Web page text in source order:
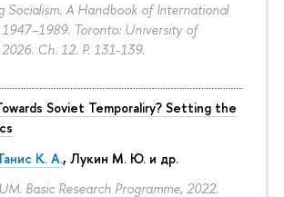
Socialism. A Handbook of International
Toronto: University of
Ch. 12. P. 131-139.
Soviet Temporaliry? Setting the
К. А., Лукин М. Ю. и др.
Basic Research Programme, 2022.